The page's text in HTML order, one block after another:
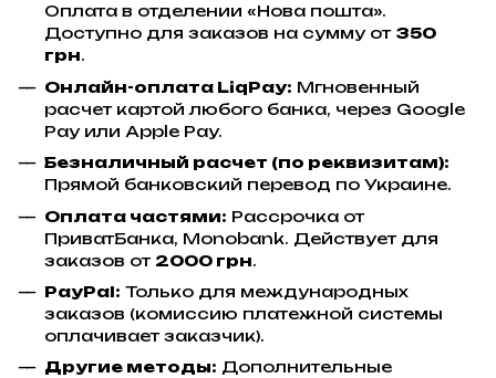
Оплата в отделении «Нова пошта».
Доступно для заказов на сумму от 350
грн.
Онлайн-оплата LiqPay: Мгновенный
расчет картой любого банка, через Google
Pay или Apple Pay.
Безналичный расчет (по реквизитам):
Прямой банковский перевод по Украине.
Оплата частями: Рассрочка от
ПриватБанка, Monobank. Действует для
заказов от 2000 грн.
PayPal: Только для международных
заказов (комиссию платежной системы
оплачивает заказчик).
Другие методы: Дополнительные